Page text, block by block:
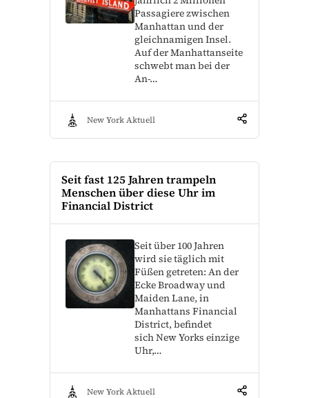
Passagiere zwischen
Manhattan und der
gleichnamigen Insel.
Auf der Manhattanseite
schwebt man bei der
An-…
New York Aktuell
Seit fast 125 Jahren trampeln
Menschen über diese Uhr im
Financial District
Seit über 100 Jahren
wird sie täglich mit
Füßen getreten: An der
Ecke Broadway und
Maiden Lane, in
Manhattans Financial
District, befindet
sich New Yorks einzige
Uhr,…
New York Aktuell